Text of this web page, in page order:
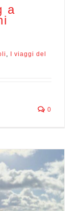
a
,
I viaggi del
0